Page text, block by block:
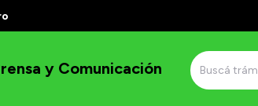
y Comunicación